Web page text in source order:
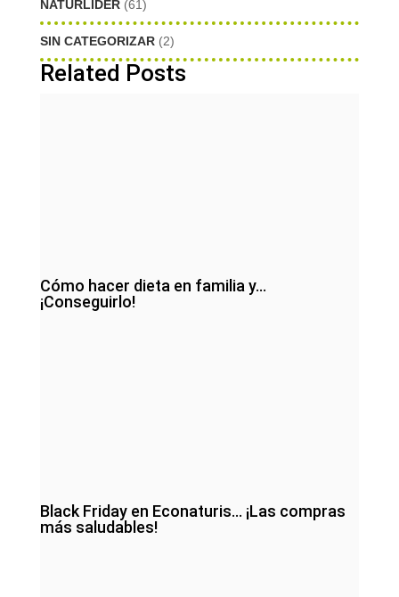
NATURLIDER (61)
SIN CATEGORIZAR (2)
Related Posts
Cómo hacer dieta en familia y…
¡Conseguirlo!
Black Friday en Econaturis… ¡Las compras
más saludables!